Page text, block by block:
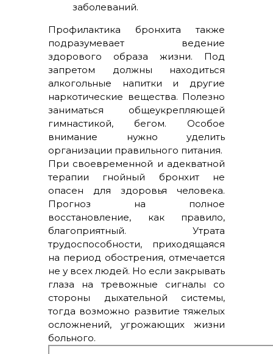
заболеваний.
Профилактика бронхита также
подразумевает ведение
здорового образа жизни. Под
запретом должны находиться
алкогольные напитки и другие
наркотические вещества. Полезно
заниматься общеукрепляющей
гимнастикой, бегом. Особое
внимание нужно уделить
организации правильного питания.
При своевременной и адекватной
терапии гнойный бронхит не
опасен для здоровья человека.
Прогноз на полное
восстановление, как правило,
благоприятный. Утрата
трудоспособности, приходящаяся
на период обострения, отмечается
не у всех людей. Но если закрывать
глаза на тревожные сигналы со
стороны дыхательной системы,
тогда возможно развитие тяжелых
осложнений, угрожающих жизни
больного.